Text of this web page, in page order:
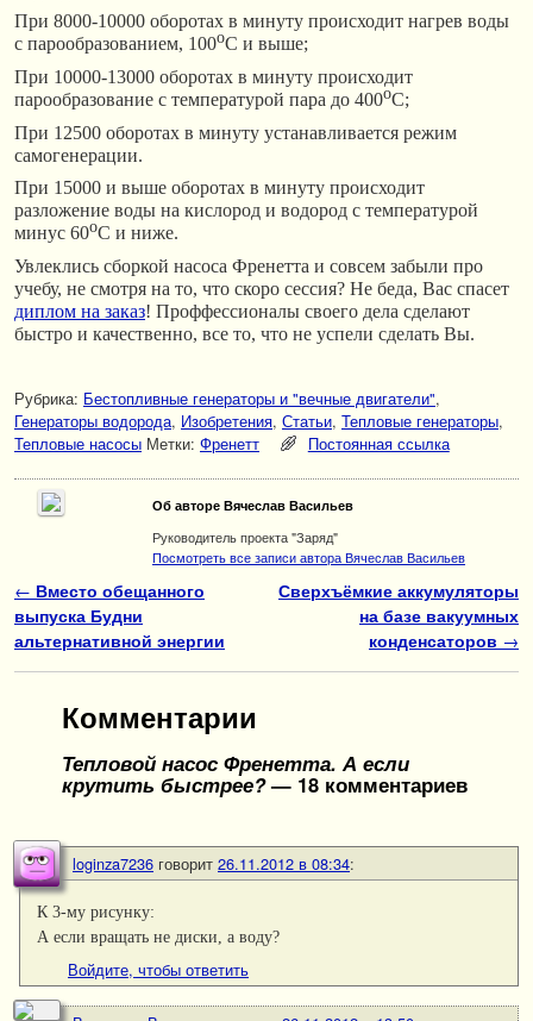
При 8000-10000 оборотах в минуту происходит нагрев воды
с парообразованием, 100oС и выше;
При 10000-13000 оборотах в минуту происходит
парообразование с температурой пара до 400oС;
При 12500 оборотах в минуту устанавливается режим
самогенерации.
При 15000 и выше оборотах в минуту происходит
разложение воды на кислород и водород с температурой
минус 60oС и ниже.
Увлеклись сборкой насоса Френетта и совсем забыли про
учебу, не смотря на то, что скоро сессия? Не беда, Вас спасет
диплом на заказ! Проффессионалы своего дела сделают
быстро и качественно, все то, что не успели сделать Вы.
Рубрика: Бестопливные генераторы и "вечные двигатели",
Генераторы водорода, Изобретения, Статьи, Тепловые генераторы,
Тепловые насосы Метки: Френетт Постоянная ссылка
Об авторе Вячеслав Васильев
Руководитель проекта "Заряд"
Посмотреть все записи автора Вячеслав Васильев
Навигация по записям
← Вместо обещанного
выпуска Будни
альтернативной энергии
Сверхъёмкие аккумуляторы
на базе вакуумных
конденсаторов →
Комментарии
Тепловой насос Френетта. А если
крутить быстрее?— 18 комментариев
loginza7236 говорит 26.11.2012 в 08:34:
К 3-му рисунку:
А если вращать не диски, а воду?
Войдите, чтобы ответить